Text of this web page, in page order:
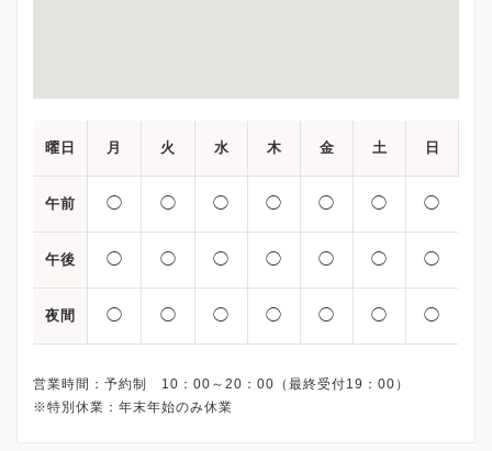
曜日 月 火 水 木 金 土 日
午前 ◯ ◯ ◯ ◯ ◯ ◯ ◯
午後 ◯ ◯ ◯ ◯ ◯ ◯ ◯
夜間 ◯ ◯ ◯ ◯ ◯ ◯ ◯
営業時間：予約制 10：00～20：00（最終受付19：00）